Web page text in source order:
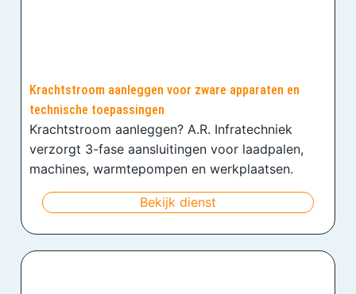
Krachtstroom aanleggen voor zware apparaten en
technische toepassingen
Krachtstroom aanleggen? A.R. Infratechniek
verzorgt 3-fase aansluitingen voor laadpalen,
machines, warmtepompen en werkplaatsen.
Bekijk dienst